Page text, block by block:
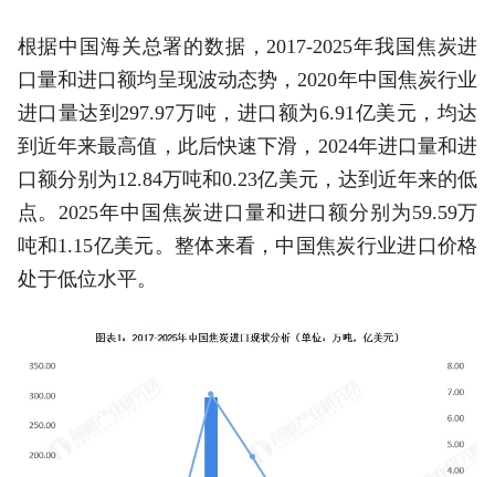
根据中国海关总署的数据，2017-2025年我国焦炭进
口量和进口额均呈现波动态势，2020年中国焦炭行业
进口量达到297.97万吨，进口额为6.91亿美元，均达
到近年来最高值，此后快速下滑，2024年进口量和进
口额分别为12.84万吨和0.23亿美元，达到近年来的低
点。2025年中国焦炭进口量和进口额分别为59.59万
吨和1.15亿美元。整体来看，中国焦炭行业进口价格
处于低位水平。